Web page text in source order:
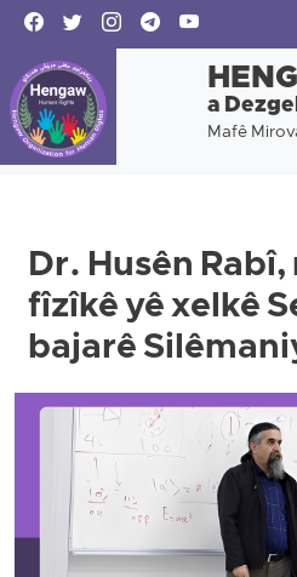
a
Mafê
Dr. Husên
fîzîkê yê xelkê
bajarê